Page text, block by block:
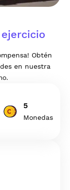
Obtén
en nuestra
5
Monedas